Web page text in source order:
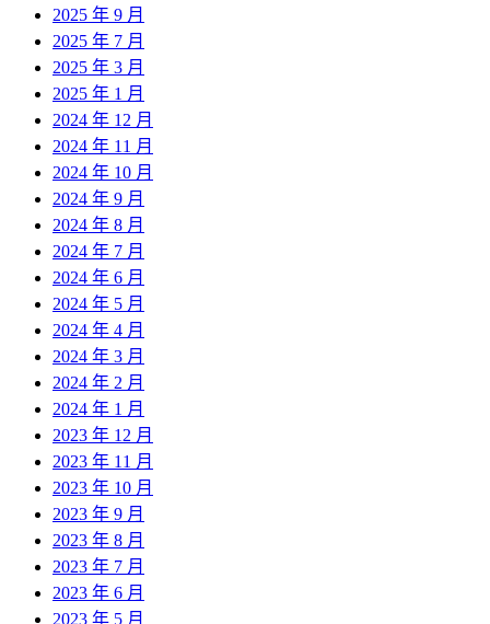
2025 年 9 月
2025 年 7 月
2025 年 3 月
2025 年 1 月
2024 年 12 月
2024 年 11 月
2024 年 10 月
2024 年 9 月
2024 年 8 月
2024 年 7 月
2024 年 6 月
2024 年 5 月
2024 年 4 月
2024 年 3 月
2024 年 2 月
2024 年 1 月
2023 年 12 月
2023 年 11 月
2023 年 10 月
2023 年 9 月
2023 年 8 月
2023 年 7 月
2023 年 6 月
2023 年 5 月